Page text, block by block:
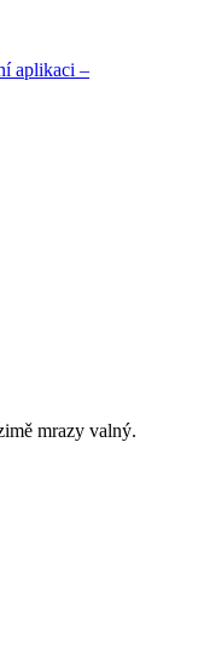
aplikaci –
mrazy valný.